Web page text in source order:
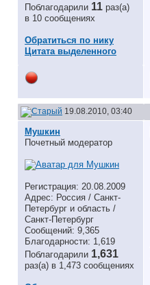
Поблагодарили 11 раз(а)
в 10 сообщениях
Обратиться по нику
Цитата выделенного
19.08.2010, 03:40
Мушкин
Почетный модератор
Регистрация: 20.08.2009
Адрес: Россия / Санкт-
Петербург и область /
Санкт-Петербург
Сообщений: 9,365
Благодарности: 1,619
Поблагодарили 1,631
раз(а) в 1,473 сообщениях